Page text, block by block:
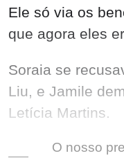
Ele só via os
que agora eles
O nosso